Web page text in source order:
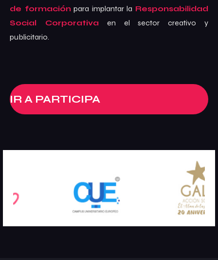
de formaciónpara implantar la Responsabilidad
Social Corporativaen el sector creativo y
publicitario.
IR A PARTICIPA